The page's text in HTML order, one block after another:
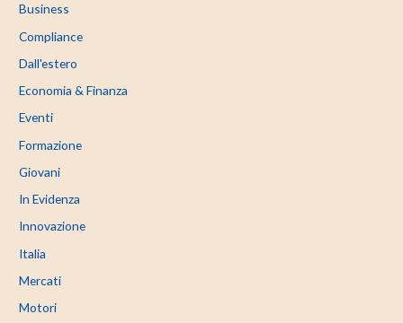
Business
Compliance
Dall'estero
Economia & Finanza
Eventi
Formazione
Giovani
In Evidenza
Innovazione
Italia
Mercati
Motori